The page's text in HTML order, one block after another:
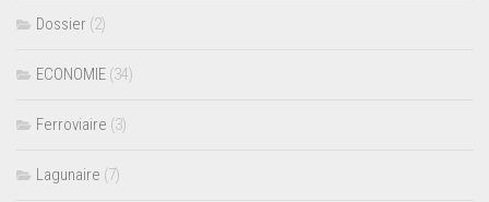
Dossier (2)
ECONOMIE (34)
Ferroviaire (3)
Lagunaire (7)